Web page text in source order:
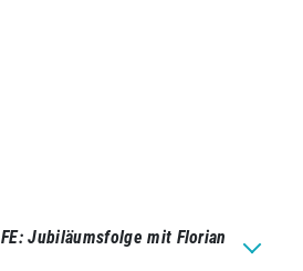
FE: Jubiläumsfolge mit Florian